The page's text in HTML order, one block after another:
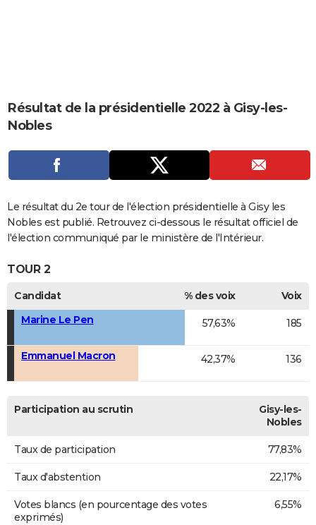
CARTE DE VOEUX
Carte de Noël
Carte Bonne année
Carte Saint-Valentin
Carte Pâques
Carte d'anniversaire
DICTIONNAIRE
Dictionnaire
Biographies
Expressions
Proverbes
PROGRAMME TV
S'inscrire
Se connecter
Lycées
Collèges
Primaires
Universités
Entreprises
Service militaire
Avis de recherche
AVIS DE DÉCÈS
Bricolage
Lifestyle
Culture
Sport
Auto
Television
Voyage
Cinema
Résultat de la présidentielle 2022 à Gisy-les-
Nobles
Le résultat du 2e tour de l'élection présidentielle à Gisy les
Nobles est publié. Retrouvez ci-dessous le résultat officiel de
l'élection communiqué par le ministère de l'Intérieur.
TOUR 2
Candidat % des voix
Voix
Marine Le Pen
57,63% 185
Emmanuel Macron 42,37% 136
Participation au scrutin
Gisy-les-
Nobles
Taux de participation 77,83%
Taux d'abstention 22,17%
Votes blancs (en pourcentage des votes
exprimés)
6,55%